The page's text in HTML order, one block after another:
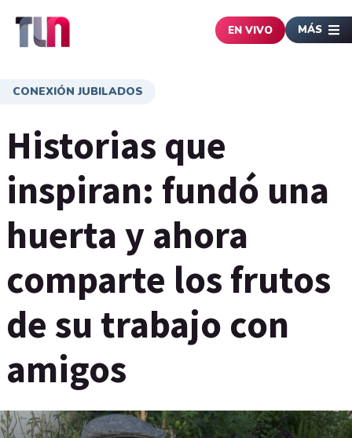
EN VIVO MÁS
CONEXIÓN JUBILADOS
Historias que
inspiran: fundó una
huerta y ahora
comparte los frutos
de su trabajo con
amigos